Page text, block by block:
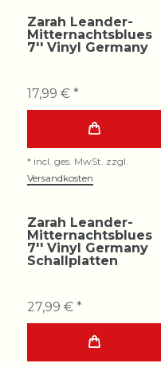
Zarah Leander-
Mitternachtsblues
7'' Vinyl Germany
17,99 € *
* incl. ges. MwSt. zzgl.
Versandkosten
Zarah Leander-
Mitternachtsblues
7'' Vinyl Germany
Schallplatten
27,99 € *